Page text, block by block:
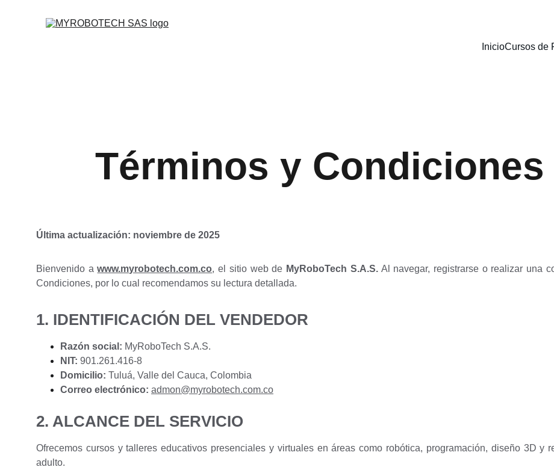
InicioCursos de
Términos y Condiciones
Última actualización: noviembre de 2025
Bienvenido awww.myrobotech.com.co, el sitio web de MyRoboTech S.A.S.Al navegar, registrarse o realizar una
Condiciones, por lo cual recomendamos su lectura detallada.
1. IDENTIFICACIÓN DEL VENDEDOR
Razón social: MyRoboTech S.A.S.
NIT: 901.261.416-8
Domicilio: Tuluá, Valle del Cauca, Colombia
Correo electrónico: admon@myrobotech.com.co
2. ALCANCE DEL SERVICIO
Ofrecemos cursos y talleres educativos presenciales y virtuales en áreas como robótica, programación, diseño 3D
adulto.